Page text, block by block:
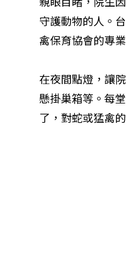
守護動物的人。
禽保育協會的專
在夜間點燈，讓
懸掛巢箱等。每
了，對蛇或猛禽